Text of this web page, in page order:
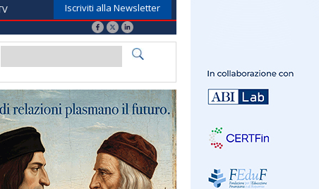
Iscriviti alla Newsletter